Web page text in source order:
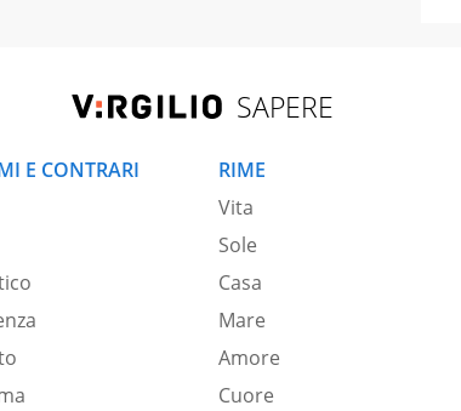
SAPERE
E CONTRARI
RIME
Vita
Sole
Casa
Mare
Amore
Cuore